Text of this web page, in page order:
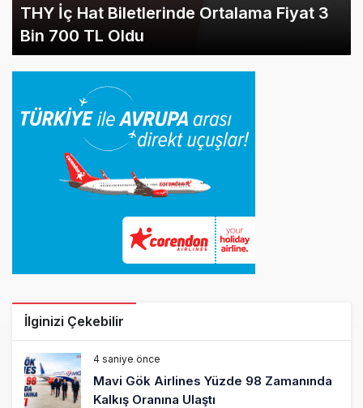
THY İç Hat Biletlerinde Ortalama Fiyat 3
Bin 700 TL Oldu
İlginizi Çekebilir
4 saniye önce
Mavi Gök Airlines Yüzde 98 Zamanında
Kalkış Oranına Ulaştı